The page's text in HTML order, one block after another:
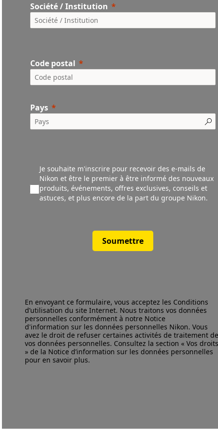
Société / Institution
Code postal
Pays
Je souhaite m'inscrire pour recevoir des e-mails de
Nikon et être le premier à être informé des nouveaux
produits,événements, offres exclusives, conseils et
astuces, et plus encore de la part du groupe Nikon.
Soumettre
En envoyant ce formulaire, vous acceptez les Conditions
d’utilisation du site Internet. Nous traitons vos données
personnelles conformément à notre Notice
d'information sur les données personnelles Nikon. Vous
avez le droit de refuser certaines activités de traitement
vos données personnelles. Consultez la section « Vos
» de la Notice d’information sur les données personnelles
pour en savoir plus.